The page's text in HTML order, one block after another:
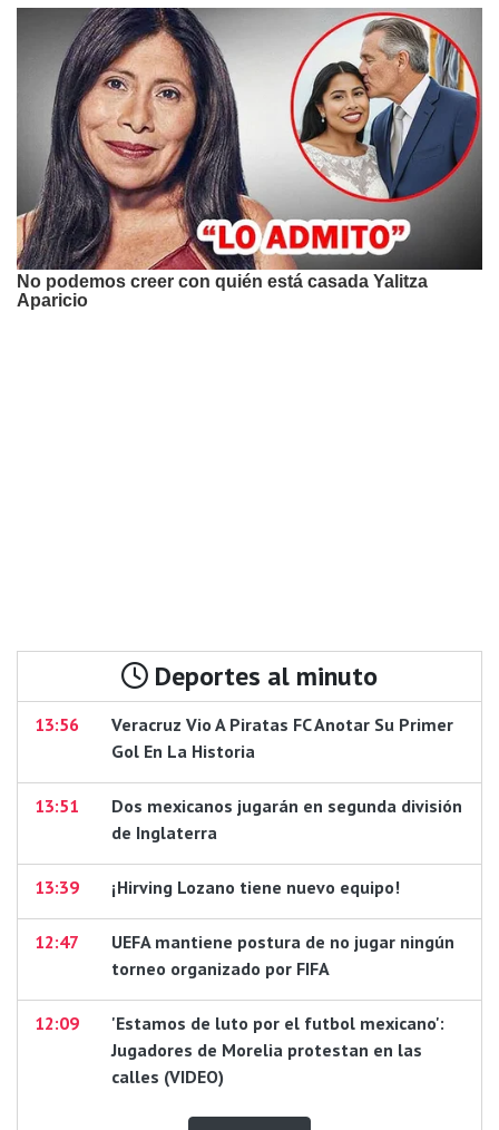
Deportes al minuto
13:56
Veracruz Vio A Piratas FC Anotar Su Primer
Gol En La Historia
13:51
Dos mexicanos jugarán en segunda división
de Inglaterra
13:39 ¡Hirving Lozano tiene nuevo equipo!
12:47
UEFA mantiene postura de no jugar ningún
torneo organizado por FIFA
12:09
'Estamos de luto por el futbol mexicano':
Jugadores de Morelia protestan en las
calles (VIDEO)